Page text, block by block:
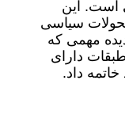
است. این
سیاسی
مهمی که
دارای
داد.